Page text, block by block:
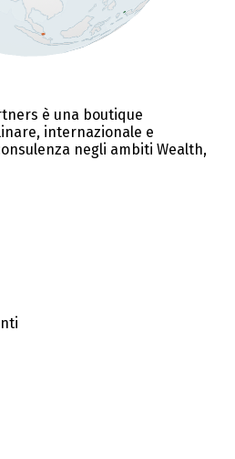
è una boutique
internazionale e
negli ambiti Wealth,